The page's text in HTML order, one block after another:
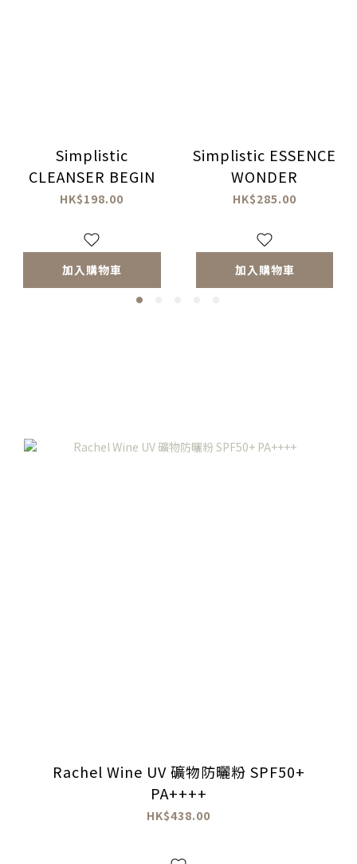
Simplistic
CLEANSER BEGIN
HK$198.00
加入購物車
Simplistic ESSENCE
WONDER
HK$285.00
加入購物車
Rachel Wine UV 礦物防曬粉 SPF50+
PA++++
HK$438.00